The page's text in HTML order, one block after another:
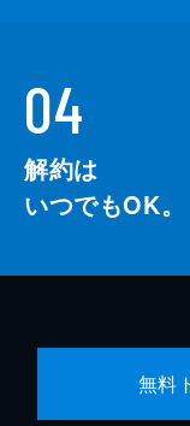
04
解約は
いつでもOK。
無料